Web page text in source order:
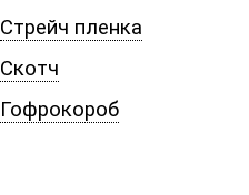
Стрейч пленка
Скотч
Гофрокороб